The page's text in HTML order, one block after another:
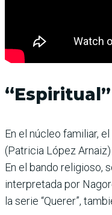
“Espiritual”
En el núcleo familiar,
(Patricia López
En el bando religioso,
interpretada por
la serie “Querer”,